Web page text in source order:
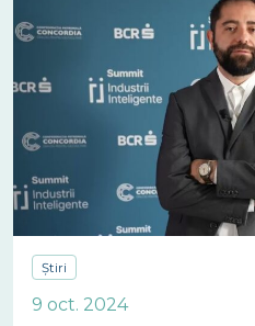
Știri
9 oct. 2024